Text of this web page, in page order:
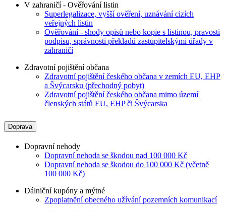
V zahraničí - Ověřování listin
Superlegalizace, vyšší ověření, uznávání cizích
veřejných listin
Ověřování - shody opisů nebo kopie s listinou, pravosti
podpisu, správnosti překladů zastupitelskými úřady v
zahraničí
Zdravotní pojištění občana
Zdravotní pojištění českého občana v zemích EU, EHP
a Švýcarsku (přechodný pobyt)
Zdravotní pojištění českého občana mimo území
členských států EU, EHP či Švýcarska
Doprava
Dopravní nehody
Dopravní nehoda se škodou nad 100 000 Kč
Dopravní nehoda se škodou do 100 000 Kč (včetně
100 000 Kč)
Dálniční kupóny a mýtné
Zpoplatnění obecného užívání pozemních komunikací